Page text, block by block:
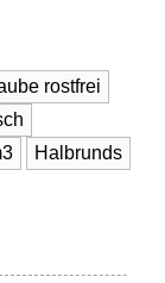
rostfrei
Halbrunds